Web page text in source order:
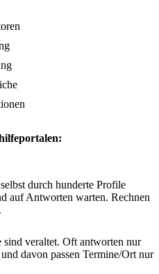
durch hunderte Profile
auf Antworten warten. Rechnen
sind veraltet. Oft antworten nur
davon passen Termine/Ort nur